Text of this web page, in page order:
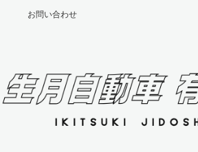
お問い合わせ